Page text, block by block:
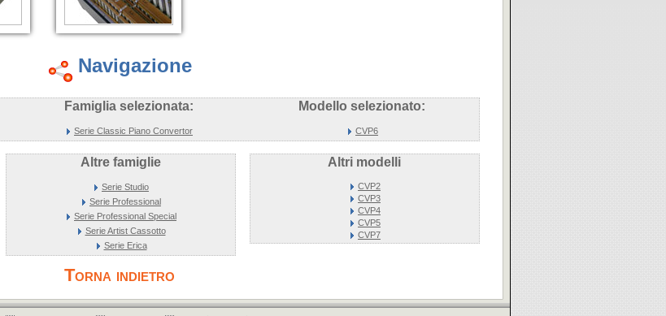
Navigazione
Famiglia selezionata:
Serie Classic Piano Convertor
Modello selezionato:
CVP6
Altre famiglie
Serie Studio
Serie Professional
Serie Professional Special
Serie Artist Cassotto
Serie Erica
Altri modelli
CVP2
CVP3
CVP4
CVP5
CVP7
Torna indietro